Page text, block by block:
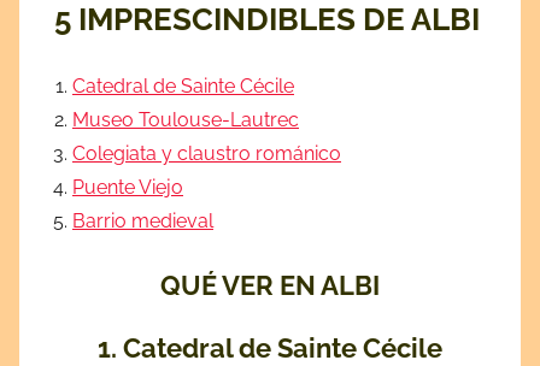
5 IMPRESCINDIBLES DE ALBI
Catedral de Sainte Cécile
Museo Toulouse-Lautrec
Colegiata y claustro románico
Puente Viejo
Barrio medieval
QUÉ VER EN ALBI
1. Catedral de Sainte Cécile